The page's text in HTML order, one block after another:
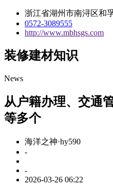
浙江省湖州市南浔区和
0572-3089555
http://www.mbhsgs.com
装修建材知识
News
从户籍办理、交通
等多个
海洋之神·hy590
-
-
2026-03-26 06:22